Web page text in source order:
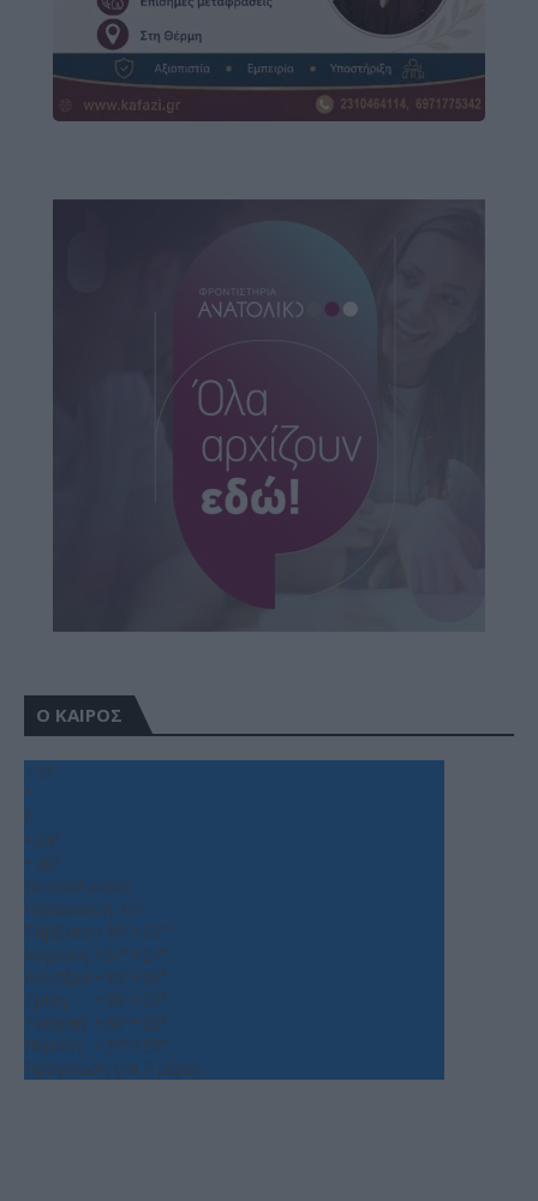
Ο ΚΑΙΡΟΣ
+33
°
C
+34°
+26°
Θεσσαλονίκη
Παρασκευή, 07
Σάββατο+36°+23°
Κυριακή +37°+27°
Δευτέρα +35°+26°
Τρίτη
+36°+25°
Τετάρτη +36°+25°
Πέμπτη
+37°+25°
Πρόγνωση για 7 μέρες